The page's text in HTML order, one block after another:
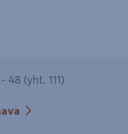
48 (yht. 111)